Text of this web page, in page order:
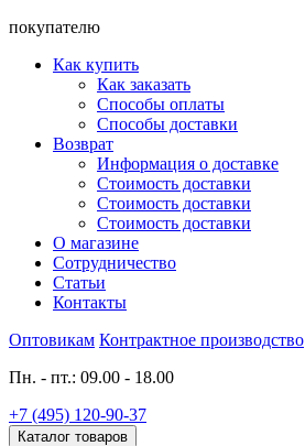
покупателю
Как купить
Как заказать
Способы оплаты
Способы доставки
Возврат
Информация о доставке
Стоимость доставки
Стоимость доставки
Стоимость доставки
О магазине
Сотрудничество
Статьи
Контакты
Оптовикам Контрактное производство
Пн. - пт.: 09.00 - 18.00
+7 (495) 120-90-37
Каталог товаров